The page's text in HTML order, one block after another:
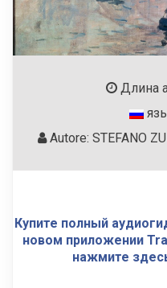
Длина
Autore: STEFANO
Купите полный
новом приложении
нажмите